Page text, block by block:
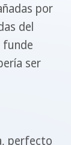
por
del
funde
ser
perfecto